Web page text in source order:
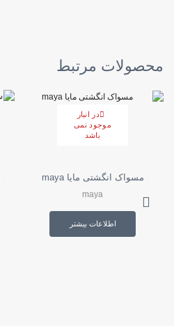
محصولات مرتبط
در انبار
موجود نمی
باشد
مسواک انگشتی مایا maya
maya
اطلاعات بیشتر